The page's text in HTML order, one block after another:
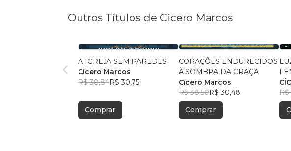
Outros Títulos de Cicero Marcos
A IGREJA SEM PAREDES
Cícero Marcos
R$ 38,84R$ 30,75
Comprar
CORAÇÕES ENDURECIDOS
À SOMBRA DA GRAÇA
Cícero Marcos
R$ 38,50R$ 30,48
Comprar
R$